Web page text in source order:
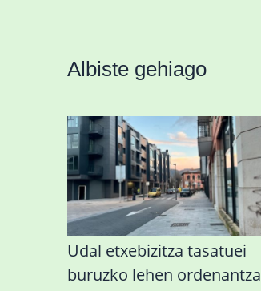
Albiste gehiago
Udal etxebizitza tasatuei
buruzko lehen ordenantza